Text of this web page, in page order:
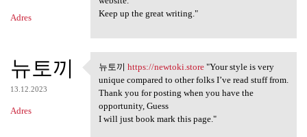
Adres
Keep up the great writing."
뉴토끼
13.12.2023
Adres
뉴토끼 https://newtoki.store
뉴토끼 https://newtoki.store"Your style is very
unique compared to other folks I’ve read stuff from.
Thank you for posting when you have the
opportunity, Guess
I will just book mark this page."